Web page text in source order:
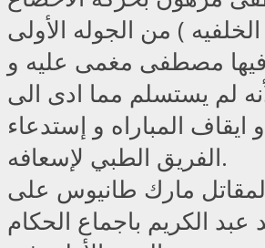
) من الجوله الأولى
فيها مصطفى مغمى عليه و
لم يستسلم مما ادى الى
ايقاف المباراه و إستدعاء
الفريق الطبي لإسعافه.
مارك طانيوس على
الكريم باجماع الحكام